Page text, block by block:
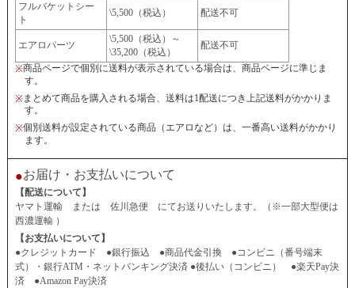
フルバケットシー
ト
\5,500（税込） 配送不可
エアロパーツ
\5,500（税込）～
\35,200（税込）
配送不可
※商品ページで個別に送料が表示されている場合は、商品ページに準じま
す。
※まとめて商品を購入される場合、送料は1配送につき上記送料がかかりま
す。
※個別送料が設定されている商品（エアロなど）は、一番高い送料がかかり
ます。
●お届け・お支払いについて
【配送について】
ヤマト運輸 または 佐川急便 にてお送りいたします。（※一部大型便は
西濃運輸 ）
【お支払いについて】
●クレジットカード ●銀行振込 ●商品代金引換 ●コンビニ（番号端末
式）・銀行ATM・ネットバンキング決済 ●後払い（コンビニ） ●楽天Pay決
済 ●Amazon Pay決済